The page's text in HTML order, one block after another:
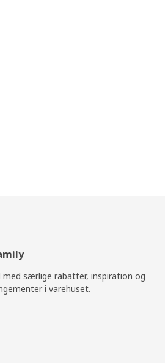
med særlige rabatter, inspiration og
i varehuset.